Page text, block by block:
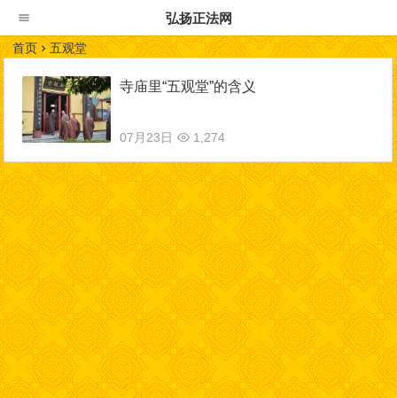
弘扬正法网
首页 五观堂
寺庙里“五观堂”的含义
07月23日 1,274